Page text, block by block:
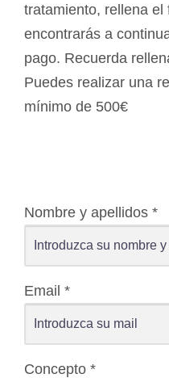
tratamiento, rellena el
encontrarás a
pago. Recuerda
Puedes realizar una
mínimo de 500€
Nombre y apellidos *
Email *
Concepto *